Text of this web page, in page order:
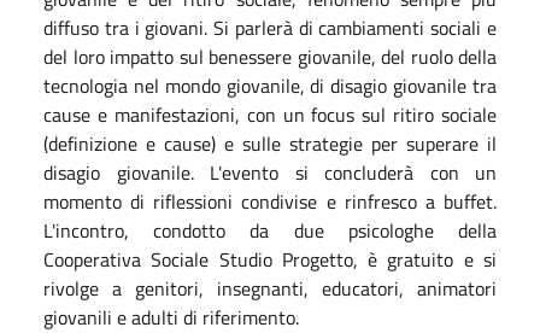
diffuso tra i giovani. Si parlerà di cambiamenti sociali e
del loro impatto sul benessere giovanile, del ruolo della
tecnologia nel mondo giovanile, di disagio giovanile tra
cause e manifestazioni, con un focus sul ritiro sociale
(definizione e cause) e sulle strategie per superare il
disagio giovanile. L'evento si concluderà con un
momento di riflessioni condivise e rinfresco a buffet.
L'incontro, condotto da due psicologhe della
Cooperativa Sociale Studio Progetto, è gratuito e si
rivolge a genitori, insegnanti, educatori, animatori
giovanili e adulti di riferimento.